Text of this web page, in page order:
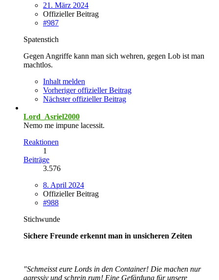
21. März 2024
Offizieller Beitrag
#987
Spatenstich
Gegen Angriffe kann man sich wehren, gegen Lob ist man
machtlos.
Inhalt melden
Vorheriger offizieller Beitrag
Nächster offizieller Beitrag
Lord_Asriel2000
Nemo me impune lacessit.
Reaktionen
1
Beiträge
3.576
8. April 2024
Offizieller Beitrag
#988
Stichwunde
Sichere Freunde erkennt man in unsicheren Zeiten
"Schmeisst eure Lords in den Container! Die machen nur
agressiv und schrein rum! Eine Gefärdung für unsere